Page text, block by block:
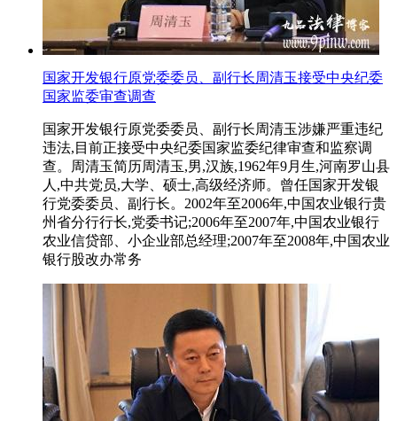
国家开发银行原党委委员、副行长周清玉接受中央纪委
国家监委审查调查
国家开发银行原党委委员、副行长周清玉涉嫌严重违纪
违法,目前正接受中央纪委国家监委纪律审查和监察调
查。周清玉简历周清玉,男,汉族,1962年9月生,河南罗山县
人,中共党员,大学、硕士,高级经济师。曾任国家开发银
行党委委员、副行长。2002年至2006年,中国农业银行贵
州省分行行长,党委书记;2006年至2007年,中国农业银行
农业信贷部、小企业部总经理;2007年至2008年,中国农业
银行股改办常务